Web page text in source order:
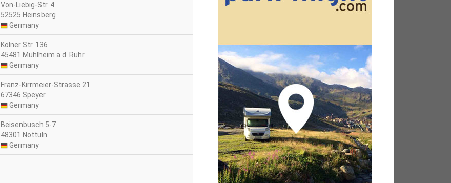
Von-Liebig-Str. 4
52525 Heinsberg
Germany
Kölner Str. 136
45481 Mühlheim a.d. Ruhr
Germany
Franz-Kirrmeier-Strasse 21
67346 Speyer
Germany
Beisenbusch 5-7
48301 Nottuln
Germany